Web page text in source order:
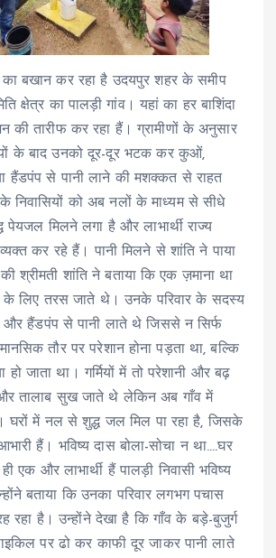
बखान कर रहा है उदयपुर शहर के समीप
क्षेत्र का पालड़ी गांव। यहां का हर बाशिंदा
की तारीफ कर रहा हैं। ग्रामीणों के अनुसार
के बाद उनको दूर-दूर भटक कर कुओं,
या हैंडपंप से पानी लाने की मशक्कत से राहत
के निवासियों को अब नलों के माध्यम से सीधे
पेयजल मिलने लगा है और लाभार्थी राज्य
कर रहे हैं। पानी मिलने से शांति ने पाया
श्रीमती शांति ने बताया कि एक ज़माना था
के लिए तरस जाते थे। उनके परिवार के सदस्य
हैंडपंप से पानी लाते थे जिससे न सिर्फ
तौर पर परेशान होना पड़ता था, बल्कि
हो जाता था। गर्मियों में तो परेशानी और बढ़
तालाब सुख जाते थे लेकिन अब गाँव में
घरों में नल से शुद्ध जल मिल पा रहा है, जिसके
हैं। भविष्य दास बोला-सोचा न था….घर
एक और लाभार्थी हैं पालड़ी निवासी भविष्य
बताया कि उनका परिवार लगभग पचास
रहा है। उन्होंने देखा है कि गाँव के बड़े-बुजुर्ग
पर ढो कर काफी दूर जाकर पानी लाते